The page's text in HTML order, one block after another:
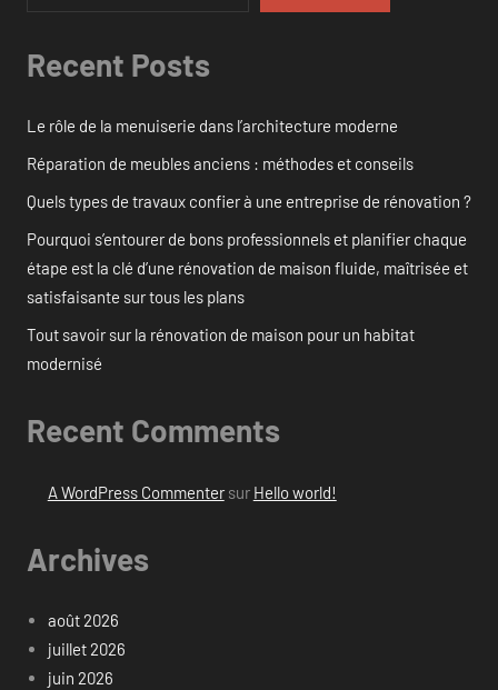
Recent Posts
Le rôle de la menuiserie dans l’architecture moderne
Réparation de meubles anciens : méthodes et conseils
Quels types de travaux confier à une entreprise de rénovation ?
Pourquoi s’entourer de bons professionnels et planifier chaque
étape est la clé d’une rénovation de maison fluide, maîtrisée et
satisfaisante sur tous les plans
Tout savoir sur la rénovation de maison pour un habitat
modernisé
Recent Comments
A WordPress Commentersur Hello world!
Archives
août 2026
juillet 2026
juin 2026